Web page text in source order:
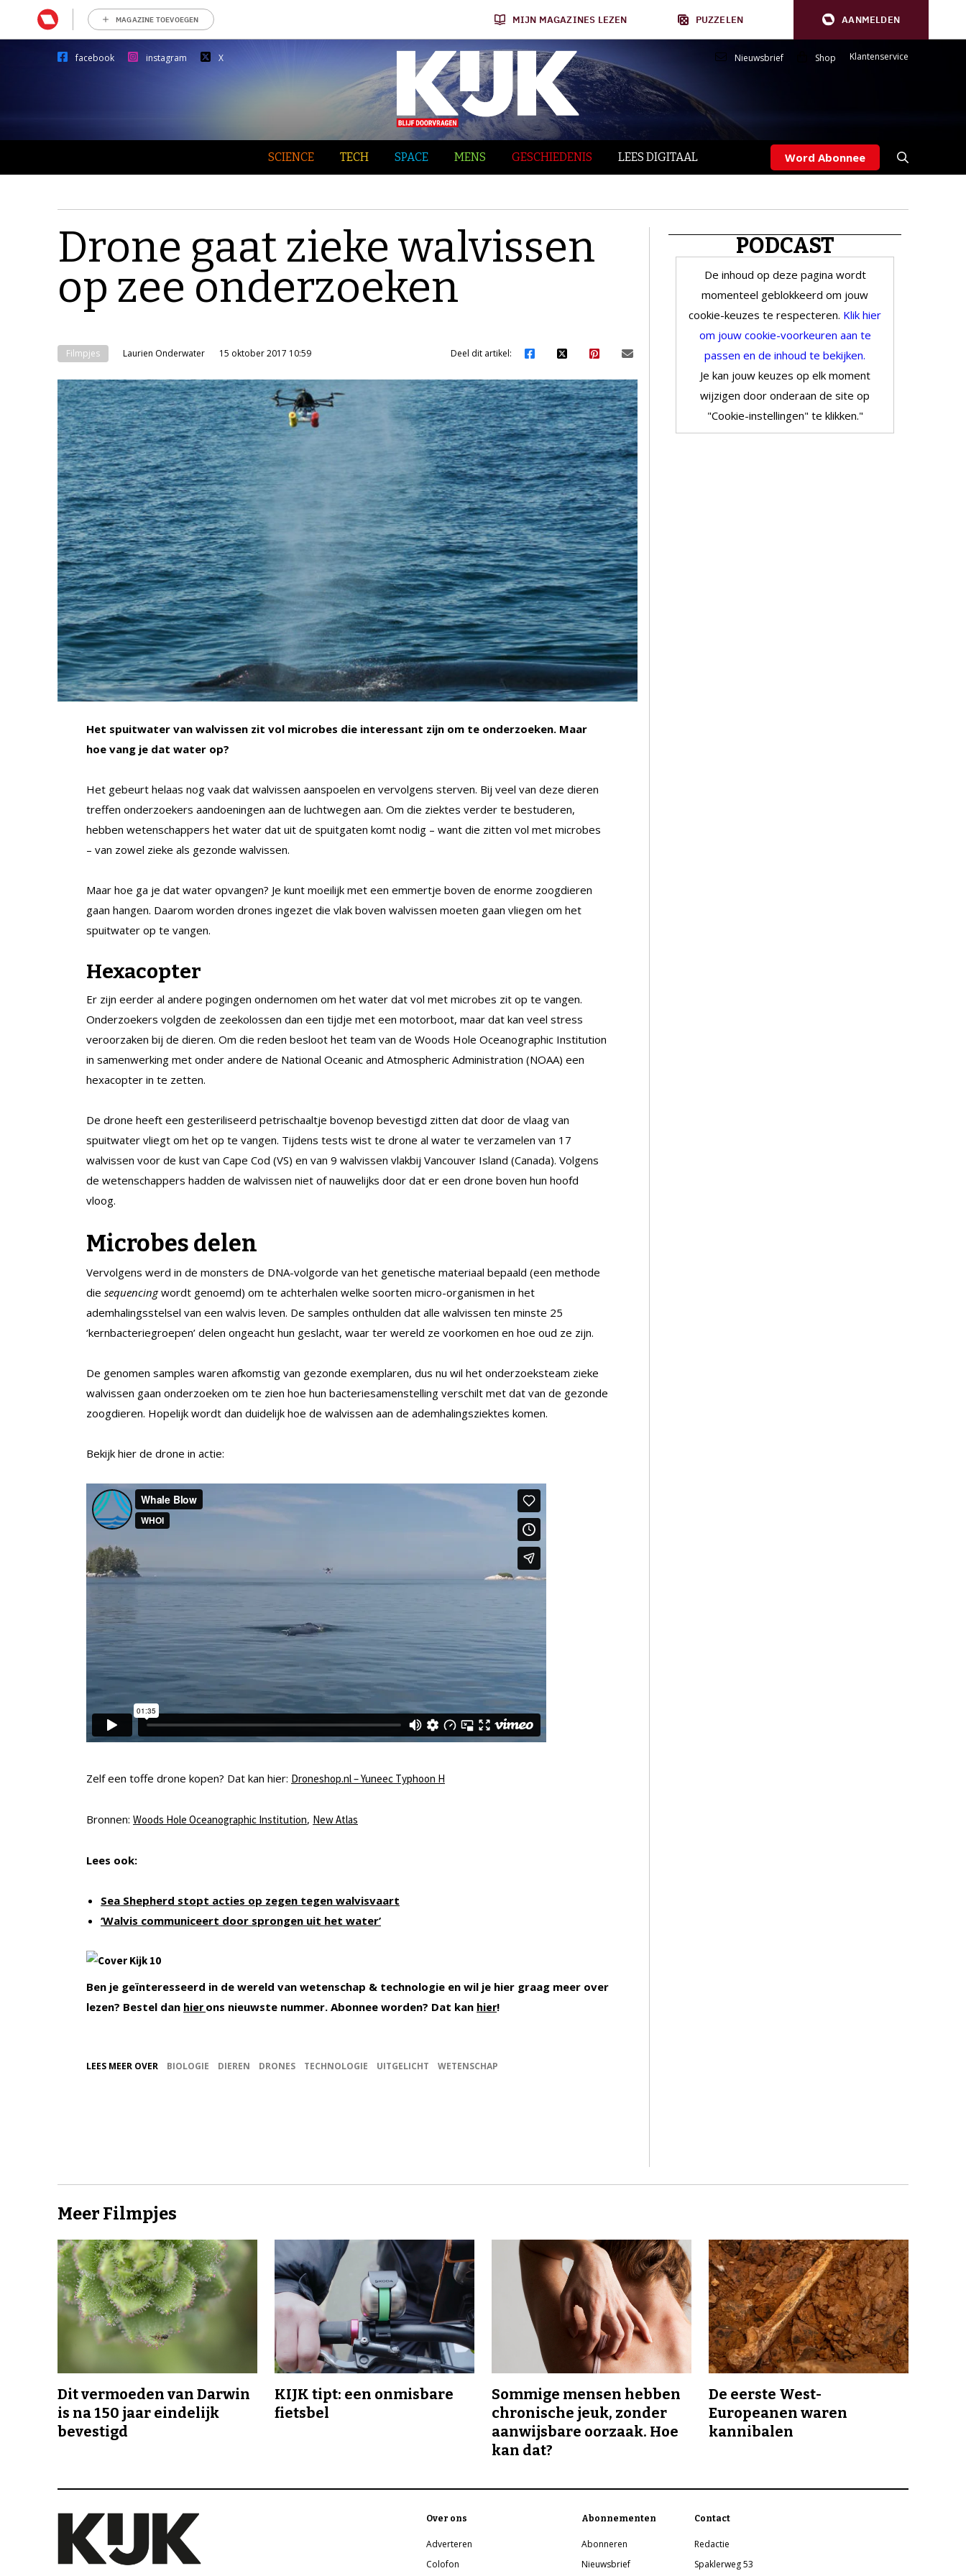
MAGAZINE TOEVOEGEN MIJN MAGAZINES LEZEN PUZZELEN AANMELDEN
facebook instagram X Nieuwsbrief Shop Klantenservice
SCIENCE TECH SPACE MENS GESCHIEDENIS LEES DIGITAAL Word Abonnee
Drone gaat zieke walvissen
op zee onderzoeken
Filmpjes Laurien Onderwater 15 oktober 2017 10:59 Deel dit artikel:
Het spuitwater van walvissen zit vol microbes die interessant zijn om te onderzoeken. Maar
hoe vang je dat water op?
Het gebeurt helaas nog vaak dat walvissen aanspoelen en vervolgens sterven. Bij veel van deze dieren
treffen onderzoekers aandoeningen aan de luchtwegen aan. Om die ziektes verder te bestuderen,
hebben wetenschappers het water dat uit de spuitgaten komt nodig – want die zitten vol met microbes
– van zowel zieke als gezonde walvissen.
Maar hoe ga je dat water opvangen? Je kunt moeilijk met een emmertje boven de enorme zoogdieren
gaan hangen. Daarom worden drones ingezet die vlak boven walvissen moeten gaan vliegen om het
spuitwater op te vangen.
Hexacopter
Er zijn eerder al andere pogingen ondernomen om het water dat vol met microbes zit op te vangen.
Onderzoekers volgden de zeekolossen dan een tijdje met een motorboot, maar dat kan veel stress
veroorzaken bij de dieren. Om die reden besloot het team van de Woods Hole Oceanographic Institution
in samenwerking met onder andere de National Oceanic and Atmospheric Administration (NOAA) een
hexacopter in te zetten.
De drone heeft een gesteriliseerd petrischaaltje bovenop bevestigd zitten dat door de vlaag van
spuitwater vliegt om het op te vangen. Tijdens tests wist te drone al water te verzamelen van 17
walvissen voor de kust van Cape Cod (VS) en van 9 walvissen vlakbij Vancouver Island (Canada). Volgens
de wetenschappers hadden de walvissen niet of nauwelijks door dat er een drone boven hun hoofd
vloog.
Microbes delen
Vervolgens werd in de monsters de DNA-volgorde van het genetische materiaal bepaald (een methode
die sequencingwordt genoemd) om te achterhalen welke soorten micro-organismen in het
ademhalingsstelsel van een walvis leven. De samples onthulden dat alle walvissen ten minste 25
‘kernbacteriegroepen’ delen ongeacht hun geslacht, waar ter wereld ze voorkomen en hoe oud ze zijn.
De genomen samples waren afkomstig van gezonde exemplaren, dus nu wil het onderzoeksteam zieke
walvissen gaan onderzoeken om te zien hoe hun bacteriesamenstelling verschilt met dat van de gezonde
zoogdieren. Hopelijk wordt dan duidelijk hoe de walvissen aan de ademhalingsziektes komen.
Bekijk hier de drone in actie:
Zelf een toffe drone kopen? Dat kan hier: Droneshop.nl – Yuneec Typhoon H
Bronnen: Woods Hole Oceanographic Institution, New Atlas
Lees ook:
Sea Shepherd stopt acties op zegen tegen walvisvaart
‘Walvis communiceert door sprongen uit het water’
Ben je geïnteresseerd in de wereld van wetenschap & technologie en wil je hier graag meer over
lezen? Bestel dan hier ons nieuwste nummer. Abonnee worden? Dat kan hier!
LEES MEER OVER BIOLOGIE DIEREN DRONES TECHNOLOGIE UITGELICHT WETENSCHAP
PODCAST
De inhoud op deze pagina wordt
momenteel geblokkeerd om jouw
cookie-keuzes te respecteren. Klik hier
om jouw cookie-voorkeuren aan te
passen en de inhoud te bekijken.
Je kan jouw keuzes op elk moment
wijzigen door onderaan de site op
"Cookie-instellingen" te klikken."
Meer Filmpjes
Dit vermoeden van Darwin
is na 150 jaar eindelijk
bevestigd
KIJK tipt: een onmisbare
fietsbel
Sommige mensen hebben
chronische jeuk, zonder
aanwijsbare oorzaak. Hoe
kan dat?
De eerste West-
Europeanen waren
kannibalen
Over ons
Adverteren
Colofon
Abonnementen
Abonneren
Nieuwsbrief
Contact
Redactie
Spaklerweg 53